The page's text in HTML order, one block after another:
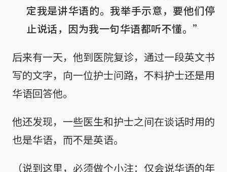
定我是讲华语的。我举手示意，要他们停
止说话，因为我一句华语都听不懂。”
后来有一天，他到医院复诊，通过一段英文书
写的文字，向一位护士问路，不料护士还是用
华语回答他。
他还发现，一些医生和护士之间在谈话时用的
也是华语，而不是英语。
（说到这里，必须做个小注：仅会说华语的年